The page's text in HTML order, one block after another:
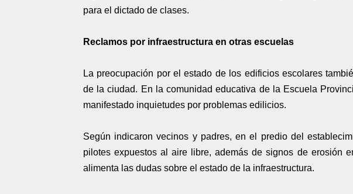
para el dictado de clases.
Reclamos por infraestructura en otras escuelas
La preocupación por el estado de los edificios escolares
de la ciudad. En la comunidad educativa de la Escuela
manifestado inquietudes por problemas edilicios.
Según indicaron vecinos y padres, en el predio del
pilotes expuestos al aire libre, además de signos de erosión
alimenta las dudas sobre el estado de la infraestructura.